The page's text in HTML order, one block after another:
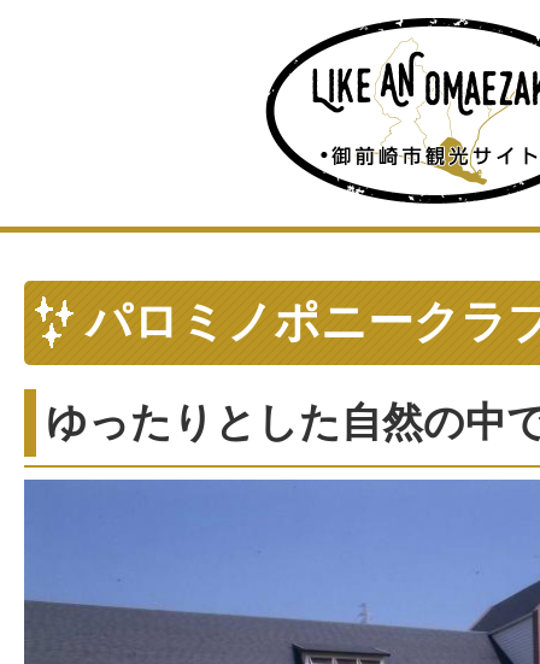
パロミノポニークラ
ゆったりとした自然の中